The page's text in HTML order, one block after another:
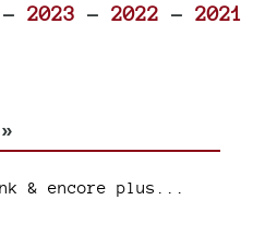
- 2023 - 2022 - 2021
& encore plus...